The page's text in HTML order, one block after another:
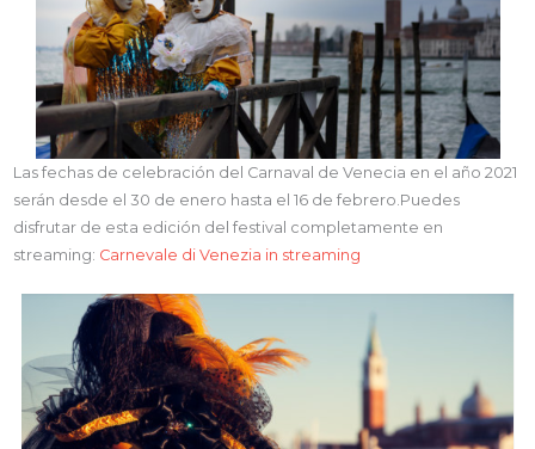
Las fechas de celebración del Carnaval de Venecia en el año 2021
serán desde el 30 de enero hasta el 16 de febrero.Puedes
disfrutar de esta edición del festival completamente en
streaming: Carnevale di Venezia in streaming